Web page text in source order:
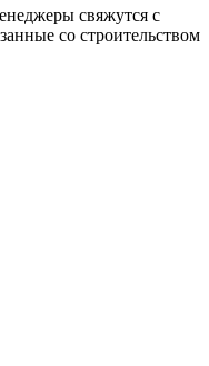
свяжутся с
со строительством